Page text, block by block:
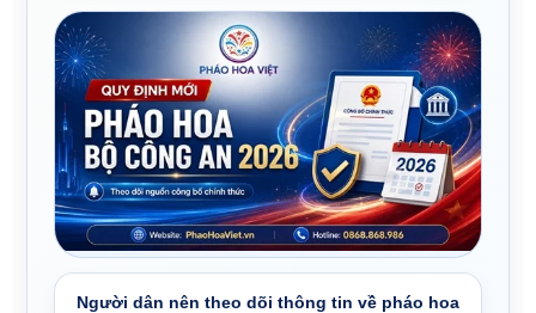
Người dân nên theo dõi thông tin về pháo hoa